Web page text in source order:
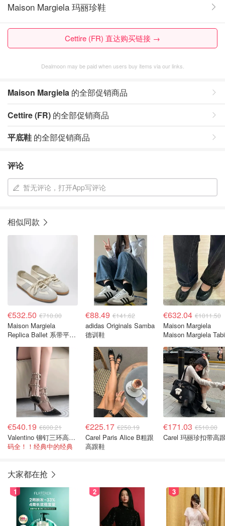
Maison Margiela 玛丽珍鞋
Cettire (FR) 直达购买链接 →
Dealmoon may be paid when users buy items via our links.
Maison Margiela 的全部促销商品
Cettire (FR) 的全部促销商品
平底鞋 的全部促销商品
评论
暂无评论，打开App写评论
相似同款
€532.50 €710.00
Maison Margiela
Replica Ballet 系带平底
€88.49 €141.62
adidas Originals Samba
德训鞋
€632.04 €1011.50
Maison Margiela
Maison Margiela
€540.19 €600.21
Valentino 铆钉三环高跟鞋
码全！！经典中的经典
€225.17 €250.19
Carel Paris Alice B粗跟
高跟鞋
€171.03 €510.00
Carel 玛丽珍扣带高
大家都在抢
1 2 3